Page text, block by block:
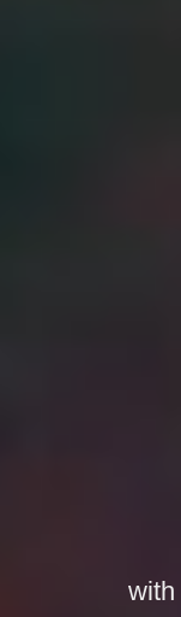
with